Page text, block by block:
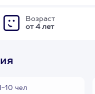
Возраст
от 4 лет
10 чел